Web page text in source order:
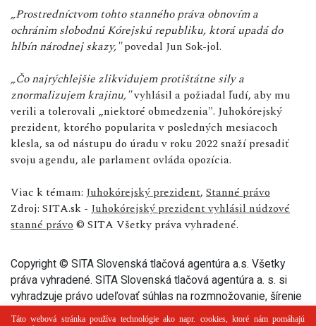
„Prostredníctvom tohto stanného práva obnovím a
ochránim slobodnú Kórejskú republiku, ktorá upadá do
hlbín národnej skazy,"povedal Jun Sok-jol.
„Čo najrýchlejšie zlikvidujem protištátne sily a
znormalizujem krajinu,"vyhlásil a požiadal ľudí, aby mu
verili a tolerovali „niektoré obmedzenia". Juhokórejský
prezident, ktorého popularita v posledných mesiacoch
klesla, sa od nástupu do úradu v roku 2022 snaží presadiť
svoju agendu, ale parlament ovláda opozícia.
Viac k témam: Juhokórejský prezident, Stanné právo
Zdroj: SITA.sk - Juhokórejský prezident vyhlásil núdzové
stanné právo © SITA Všetky práva vyhradené.
Copyright © SITA Slovenská tlačová agentúra a.s. Všetky
práva vyhradené. SITA Slovenská tlačová agentúra a. s. si
vyhradzuje právo udeľovať súhlas na rozmnožovanie, šírenie